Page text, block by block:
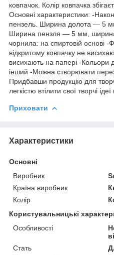
ковпачок. Колір ковпачка
Основні характеристики: -
пензель. Ширина долота — 5
Ширина пензля — 5 мм,
чорнила: на спиртовій основі
відкритому ковпачку не
висихають на папері -Кольори
інший -Можна створювати
Придбавши продукцію для
легкістю втілити свої творчі
Приховати
Характеристики
Основні
Виробник
Країна виробник
Колір
Користувальницькі
Особливості
Стать